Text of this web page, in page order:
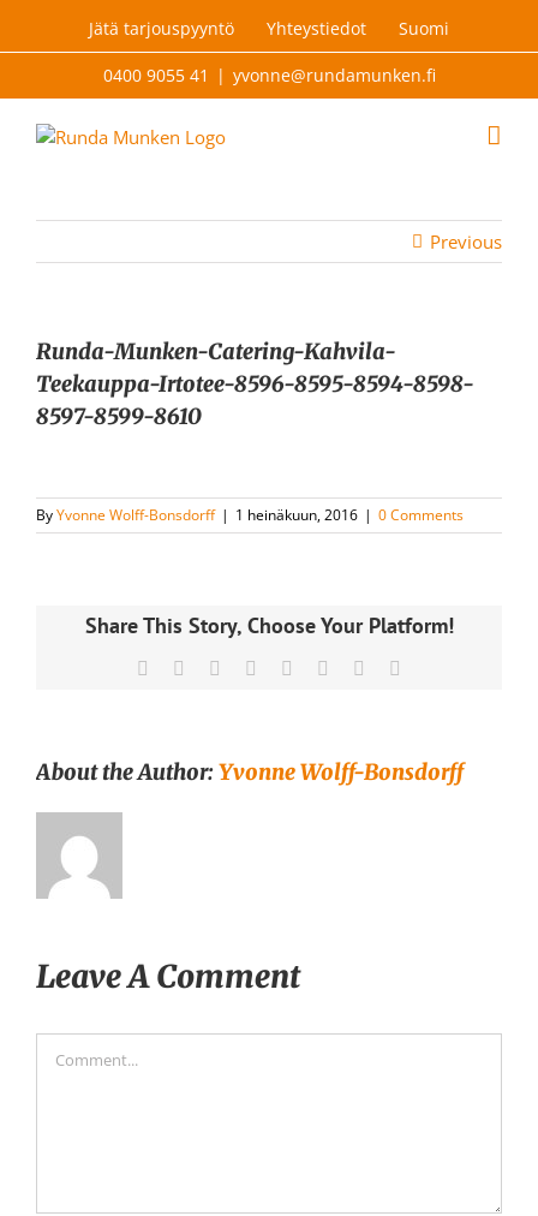
Jätä tarjouspyyntö Yhteystiedot Suomi
0400 9055 41 | yvonne@rundamunken.fi
Previous
Runda-Munken-Catering-Kahvila-
Teekauppa-Irtotee-8596-8595-8594-8598-
8597-8599-8610
ByYvonne Wolff-Bonsdorff | 1 heinäkuun, 2016 | 0 Comments
Share This Story, Choose Your Platform!
Facebook Reddit LinkedIn
TumblrPinterest
About the Author:Yvonne Wolff-Bonsdorff
Leave A Comment